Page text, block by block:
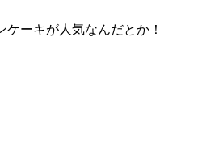
ーキが人気なんだとか！